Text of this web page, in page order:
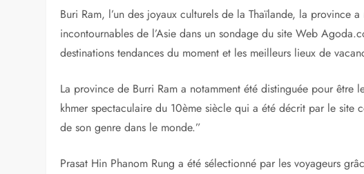
Buri Ram, l’un des joyaux culturels de la Thaïlande, la province
incontournables de l’Asie dans un sondage du site Web
destinations tendances du moment et les meilleurs lieux de
La province de Burri Ram a notamment été distinguée pour être
khmer spectaculaire du 10ème siècle qui a été décrit par le site
de son genre dans le monde.”
Prasat Hin Phanom Rung a été sélectionné par les voyageurs